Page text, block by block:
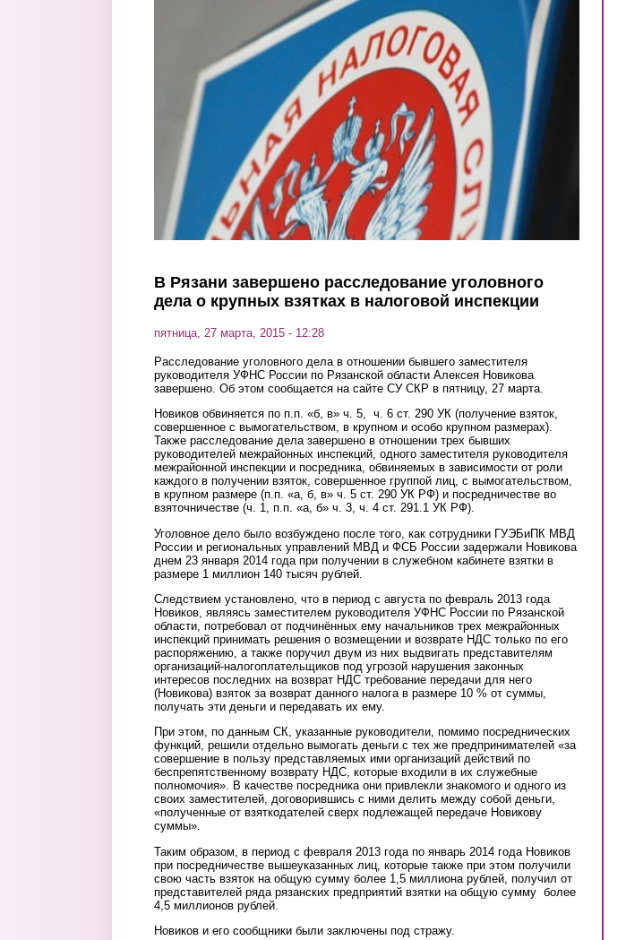
В Рязани завершено расследование уголовного
дела о крупных взятках в налоговой инспекции
пятница, 27 марта, 2015 - 12:28
Расследование уголовного дела в отношении бывшего заместителя
руководителя УФНС России по Рязанской области Алексея Новикова
завершено. Об этом сообщается на сайте СУ СКР в пятницу, 27 марта.
Новиков обвиняется по п.п. «б, в» ч. 5, ч. 6 ст. 290 УК (получение взяток,
совершенное с вымогательством, в крупном и особо крупном размерах).
Также расследование дела завершено в отношении трех бывших
руководителей межрайонных инспекций, одного заместителя руководителя
межрайонной инспекции и посредника, обвиняемых в зависимости от роли
каждого в получении взяток, совершенное группой лиц, с вымогательством,
в крупном размере (п.п. «а, б, в» ч. 5 ст. 290 УК РФ) и посредничестве во
взяточничестве (ч. 1, п.п. «а, б» ч. 3, ч. 4 ст. 291.1 УК РФ).
Уголовное дело было возбуждено после того, как сотрудники ГУЭБиПК МВД
России и региональных управлений МВД и ФСБ России задержали Новикова
днем 23 января 2014 года при получении в служебном кабинете взятки в
размере 1 миллион 140 тысяч рублей.
Следствием установлено, что в период с августа по февраль 2013 года
Новиков, являясь заместителем руководителя УФНС России по Рязанской
области, потребовал от подчинённых ему начальников трех межрайонных
инспекций принимать решения о возмещении и возврате НДС только по его
распоряжению, а также поручил двум из них выдвигать представителям
организаций-налогоплательщиков под угрозой нарушения законных
интересов последних на возврат НДС требование передачи для него
(Новикова) взяток за возврат данного налога в размере 10 % от суммы,
получать эти деньги и передавать их ему.
При этом, по данным СК, указанные руководители, помимо посреднических
функций, решили отдельно вымогать деньги с тех же предпринимателей «за
совершение в пользу представляемых ими организаций действий по
беспрепятственному возврату НДС, которые входили в их служебные
полномочия». В качестве посредника они привлекли знакомого и одного из
своих заместителей, договорившись с ними делить между собой деньги,
«полученные от взяткодателей сверх подлежащей передаче Новикову
суммы».
Таким образом, в период с февраля 2013 года по январь 2014 года Новиков
при посредничестве вышеуказанных лиц, которые также при этом получили
свою часть взяток на общую сумму более 1,5 миллиона рублей, получил от
представителей ряда рязанских предприятий взятки на общую сумму более
4,5 миллионов рублей.
Новиков и его сообщники были заключены под стражу.